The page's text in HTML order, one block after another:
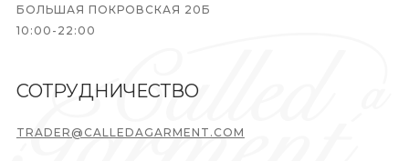
СОТРУДНИЧЕСТВО
TRADER@CALLEDAGARMENT.COM
БОЛЬШАЯ ПОКРОВСКАЯ 20Б
10:00-22:00